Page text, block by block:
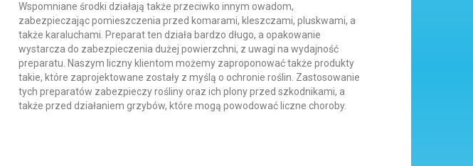
Wspomniane środki działają także przeciwko innym owadom,
zabezpieczając pomieszczenia przed komarami, kleszczami, pluskwami, a
także karaluchami. Preparat ten działa bardzo długo, a opakowanie
wystarcza do zabezpieczenia dużej powierzchni, z uwagi na wydajność
preparatu. Naszym liczny klientom możemy zaproponować także produkty
takie, które zaprojektowane zostały z myślą o ochronie roślin. Zastosowanie
tych preparatów zabezpieczy rośliny oraz ich plony przed szkodnikami, a
także przed działaniem grzybów, które mogą powodować liczne choroby.